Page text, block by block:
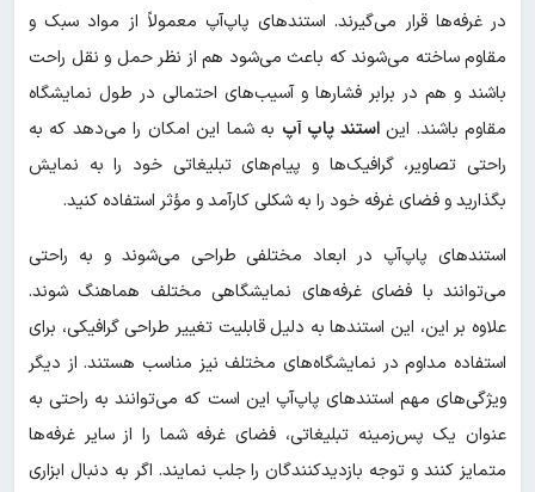
در غرفه‌ها قرار می‌گیرند. استندهای پاپ‌آپ معمولاً از مواد سبک و
مقاوم ساخته می‌شوند که باعث می‌شود هم از نظر حمل و نقل راحت
باشند و هم در برابر فشارها و آسیب‌های احتمالی در طول نمایشگاه
مقاوم باشند. ایناستند پاپ آپ به شما این امکان را می‌دهد که به
راحتی تصاویر، گرافیک‌ها و پیام‌های تبلیغاتی خود را به نمایش
بگذارید و فضای غرفه خود را به شکلی کارآمد و مؤثر استفاده کنید.
استندهای پاپ‌آپ در ابعاد مختلفی طراحی می‌شوند و به راحتی
می‌توانند با فضای غرفه‌های نمایشگاهی مختلف هماهنگ شوند.
علاوه بر این، این استندها به دلیل قابلیت تغییر طراحی گرافیکی، برای
استفاده مداوم در نمایشگاه‌های مختلف نیز مناسب هستند. از دیگر
ویژگی‌های مهم استندهای پاپ‌آپ این است که می‌توانند به راحتی به
عنوان یک پس‌زمینه تبلیغاتی، فضای غرفه شما را از سایر غرفه‌ها
متمایز کنند و توجه بازدیدکنندگان را جلب نمایند. اگر به دنبال ابزاری